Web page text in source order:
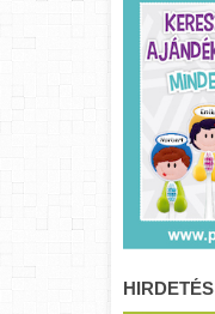
HIRDETÉS